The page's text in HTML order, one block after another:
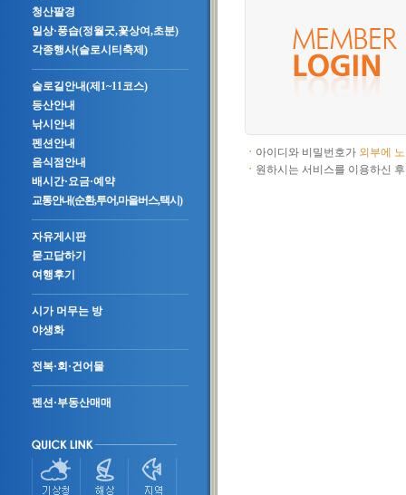
청산팔경
일상·풍습(정월굿,꽃상여,초분)
각종행사(슬로시티축제)
슬로길안내(제1~11코스)
등산안내
낚시안내
펜션안내
음식점안내
배시간·요금·예약
교통안내(순환,투어,마을버스,택시)
자유게시판
묻고답하기
여행후기
시가 머무는 방
야생화
전복·회·건어물
펜션·부동산매매
ㆍ 아이디와 비밀번호가 외부에
ㆍ 원하시는 서비스를 이용하신